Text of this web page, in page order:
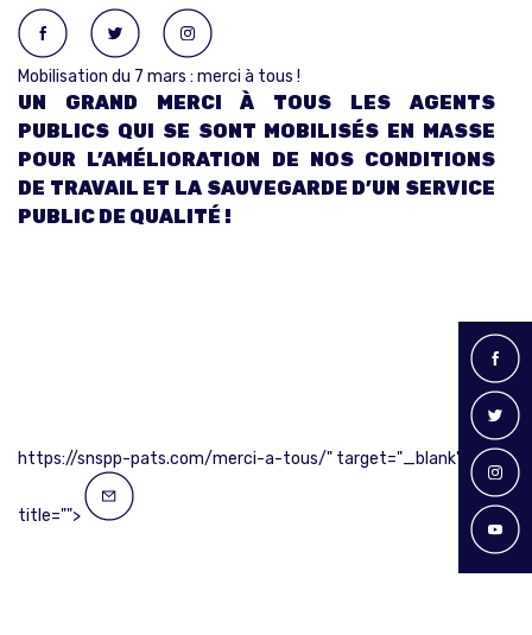
Mobilisation du 7 mars : merci à tous !
UN GRAND MERCI À TOUS LES AGENTS
PUBLICS QUI SE SONT MOBILISÉS EN MASSE
POUR L’AMÉLIORATION DE NOS CONDITIONS
DE TRAVAIL ET LA SAUVEGARDE D’UN SERVICE
PUBLIC DE QUALITÉ !
https://snspp-pats.com/merci-a-tous/" target="_blank"
title="">